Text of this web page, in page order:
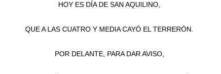
HOY ES DÍA DE SAN AQUILINO,
QUE A LAS CUATRO Y MEDIA CAYÓ EL TERRERÓN.
POR DELANTE, PARA DAR AVISO,